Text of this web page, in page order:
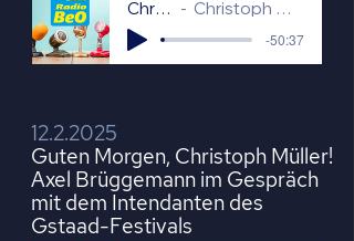
Christoph_Mueller_Interview Christoph Müller künstl. Leiter Menuhin Festival über MJ, das Cello und Yuppies
-50:37
12.2.2025
Guten Morgen, Christoph Müller!
Axel Brüggemann im Gespräch
mit dem Intendanten des
Gstaad-Festivals